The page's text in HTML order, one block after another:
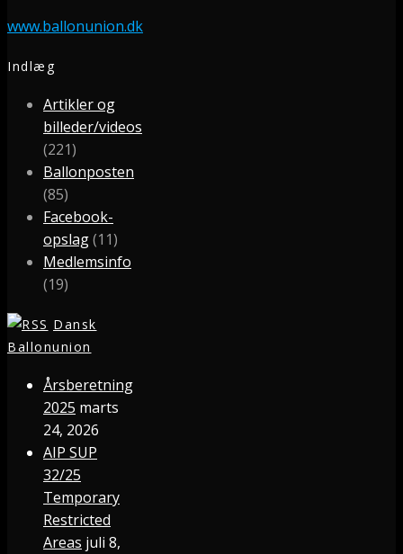
www.ballonunion.dk
Indlæg
Artikler og
billeder/videos
(221)
Ballonposten
(85)
Facebook-
opslag(11)
Medlemsinfo
(19)
Dansk
Ballonunion
Årsberetning
2025 marts
24, 2026
AIP SUP
32/25
Temporary
Restricted
Areas juli 8,